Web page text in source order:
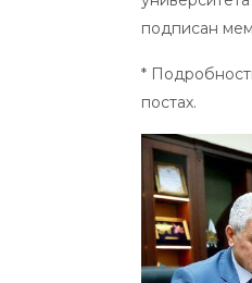
подписан
*
постах.